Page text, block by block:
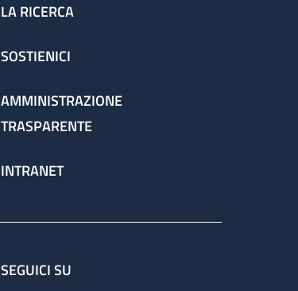
LA RICERCA
SOSTIENICI
AMMINISTRAZIONE
TRASPARENTE
INTRANET
SEGUICI SU